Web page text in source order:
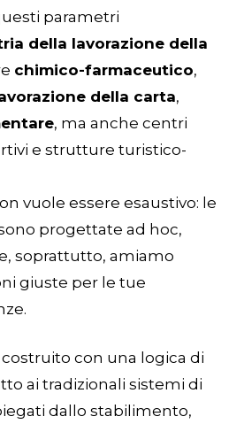
parametri
della lavorazione della
chimico-farmaceutico,
della carta,
, ma anche centri
e strutture turistico-
vuole essere esaustivo: le
progettate ad hoc,
soprattutto, amiamo
giuste per le tue
costruito con una logica di
ai tradizionali sistemi di
dallo stabilimento,